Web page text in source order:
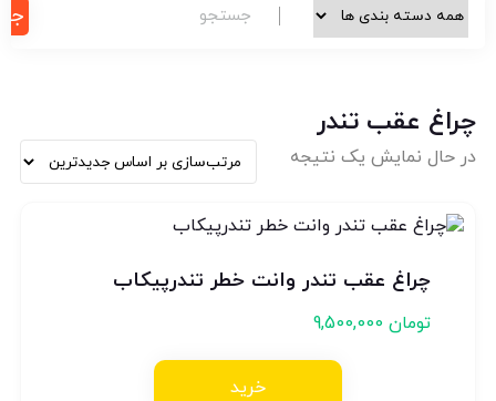
چراغ عقب تندر
در حال نمایش یک نتیجه
چراغ عقب تندر وانت خطر تندرپیکاب
تومان9,500,000
خرید